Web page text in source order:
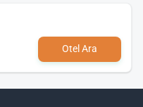
Otel Ara